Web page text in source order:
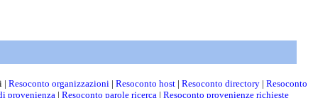
| Resoconto organizzazioni | Resoconto host | Resoconto directory | Resoconto
provenienza | Resoconto parole ricerca | Resoconto provenienze richieste